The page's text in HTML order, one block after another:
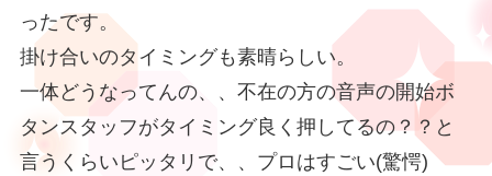
ったです。
掛け合いのタイミングも素晴らしい。
一体どうなってんの、、不在の方の音声の開始ボ
タンスタッフがタイミング良く押してるの？？と
言うくらいピッタリで、、プロはすごい(驚愕)